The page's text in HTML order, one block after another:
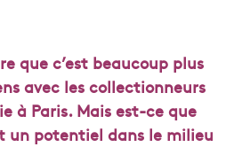
que c’est beaucoup plus
avec les collectionneurs
à Paris. Mais est-ce que
un potentiel dans le milieu